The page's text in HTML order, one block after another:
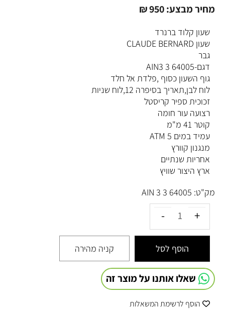
מחיר מבצע: ₪950
שעון קלוד ברנרד
שעון CLAUDE BERNARD
גבר
דגם-64005 3 AIN3
גוף השעון כסוף ,פלדת אל חלד
לוח לבן,תאריך בסיפרה 12,לוח שניות
זכוכית ספיר קריסטל
רצועה עור חומה
קוטר 41 מ"מ
עמיד במים 5 ATM
מנגנון קוורץ
אחריות שנתיים
ארץ היצור שוויץ
מק"ט: 64005 3 AIN 3
הוסף לסל קניה מהירה
שאלו אותנו על מוצר זה
הוסף לרשימת המשאלות